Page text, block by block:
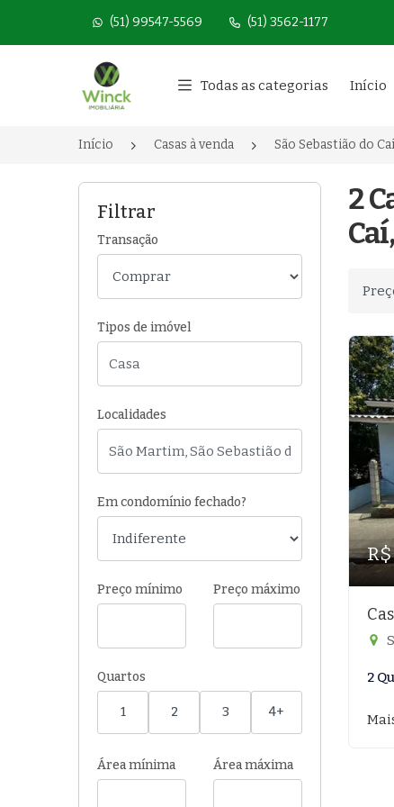
(51) 99547-5569 (51) 3562-1177
Página inicial
Todas as categorias Início
Início Casas à venda São Sebastião do
Filtrar
Transação
Tipos de imóvel
Localidades
Em condomínio fechado?
Preço mínimo Preço máximo
Quartos
1 2 3 4+
Área mínima Área máxima
2
2